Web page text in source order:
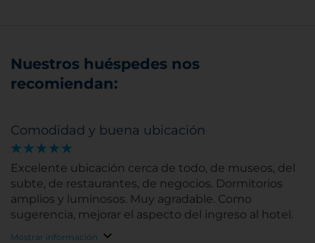
Nuestros huéspedes nos
recomiendan:
Comodidad y buena ubicación
Excelente ubicación cerca de todo, de museos, del
subte, de restaurantes, de negocios. Dormitorios
amplios y luminosos. Muy agradable. Como
sugerencia, mejorar el aspecto del ingreso al hotel.
Mostrar información